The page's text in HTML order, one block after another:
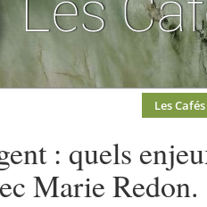
Les Cafés
: quels
Marie Redon.